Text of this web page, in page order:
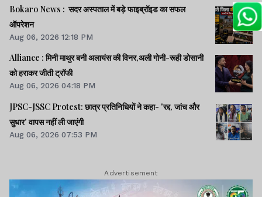
Bokaro News : सदर अस्पताल में बड़े फाइब्रॉइड का सफल
ऑपरेशन
Aug 06, 2026 12:18 PM
Alliance : मिनी माथुर बनी अलायंस की विनर,अली गोनी-रूही डोसानी
को हराकर जीती ट्रॉफी
Aug 06, 2026 04:18 PM
JPSC-JSSC Protest: छात्र प्रतिनिधियों ने कहा- 'रद्द, जांच और
सुधार' वापस नहीं ली जाएंगी
Aug 06, 2026 07:53 PM
Advertisement